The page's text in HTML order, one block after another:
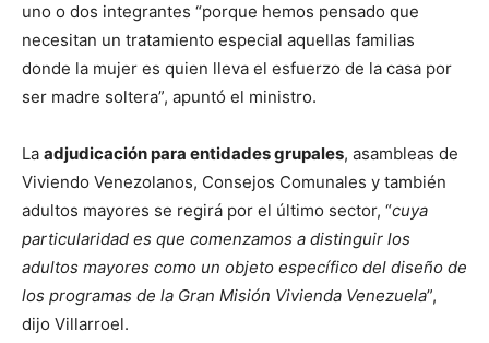
uno o dos integrantes “porque hemos pensado que
necesitan un tratamiento especial aquellas familias
donde la mujer es quien lleva el esfuerzo de la casa por
ser madre soltera”, apuntó el ministro.
La adjudicación para entidades grupales, asambleas de
Viviendo Venezolanos, Consejos Comunales y también
adultos mayores se regirá por el último sector, “cuya
particularidad es que comenzamos a distinguir los
adultos mayores como un objeto específico del diseño de
los programas de la Gran Misión Vivienda Venezuela”,
dijo Villarroel.